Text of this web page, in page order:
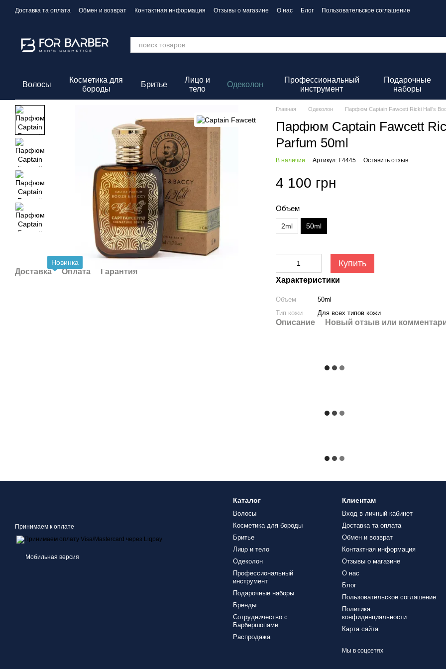
Перейти к основному контенту
Доставка та оплата Обмен и возврат Контактная информация Отзывы о магазине О нас Блог
Пользовательское соглашение
Волосы
Косметика для
бороды
Бритье
Лицо и
тело
Одеколон
Профессиональный
инструмент
Подарочные
наборы
Новинка
Доставка Оплата Гарантия
Главная Одеколон Парфюм Captain Fawcett Ricki Hall's
Парфюм Captain Fawcett
Parfum 50ml
В наличии Артикул: F4445 Оставить отзыв
4 100 грн
Объем
2ml 50ml
Купить
Характеристики
Объем
50ml
Тип кожи
Для всех типов кожи
Описание Новый отзыв или
Принимаем к оплате
Мобильная версия
Каталог
Волосы
Косметика для бороды
Бритье
Лицо и тело
Одеколон
Профессиональный
инструмент
Подарочные наборы
Бренды
Сотрудничество с
Барбершопами
Распродажа
Клиентам
Вход в личный кабинет
Доставка та оплата
Обмен и возврат
Контактная информация
Отзывы о магазине
О нас
Блог
Пользовательское соглашение
Политика
конфиденциальности
Карта сайта
Мы в соцсетях